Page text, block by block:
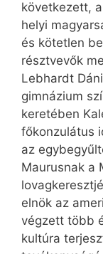
következett,
helyi
és kötetlen
résztvevők
Lebhardt
gimnázium
keretében
főkonzulátus
az
Maurusnak a
elnök az
végzett több
kultúra